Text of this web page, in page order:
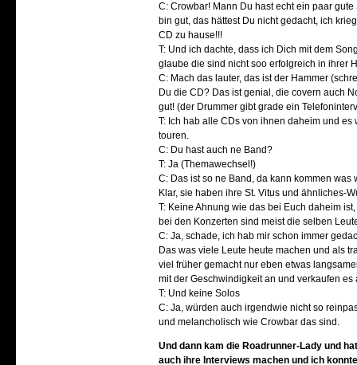
C: Crowbar! Mann Du hast echt ein paar
bin gut, das hättest Du nicht gedacht, ich
CD zu hause!!!
T: Und ich dachte, dass ich Dich mit dem
glaube die sind nicht soo erfolgreich in ihrer
C: Mach das lauter, das ist der Hammer
Du die CD? Das ist genial, die covern auch
gut! (der Drummer gibt grade ein
T: Ich hab alle CDs von ihnen daheim und
touren.
C: Du hast auch ne Band?
T: Ja (Themawechsel!)
C: Das ist so ne Band, da kann kommen
Klar, sie haben ihre St. Vitus und ähnliches-
T: Keine Ahnung wie das bei Euch daheim
bei den Konzerten sind meist die selben
C: Ja, schade, ich hab mir schon immer
Das was viele Leute heute machen und als
viel früher gemacht nur eben etwas
mit der Geschwindigkeit an und verkaufen es
T: Und keine Solos
C: Ja, würden auch irgendwie nicht so
und melancholisch wie Crowbar das sind.
Und dann kam die Roadrunner-Lady und
auch ihre Interviews machen und ich